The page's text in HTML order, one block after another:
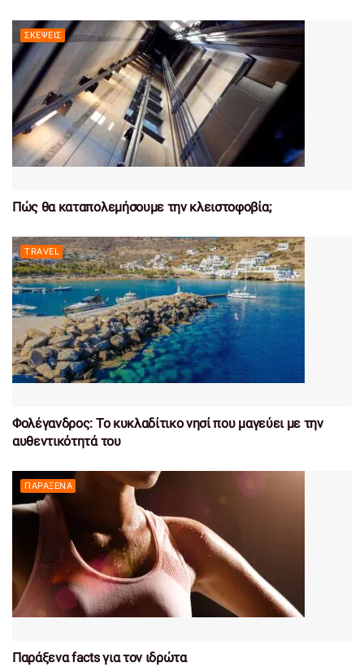
ΣΚΈΨΕΙΣ
Πώς θα καταπολεμήσουμε την κλειστοφοβία;
TRAVEL
Φολέγανδρος: Το κυκλαδίτικο νησί που μαγεύει με την
αυθεντικότητά του
ΠΑΡΆΞΕΝΑ
Παράξενα facts για τον ιδρώτα